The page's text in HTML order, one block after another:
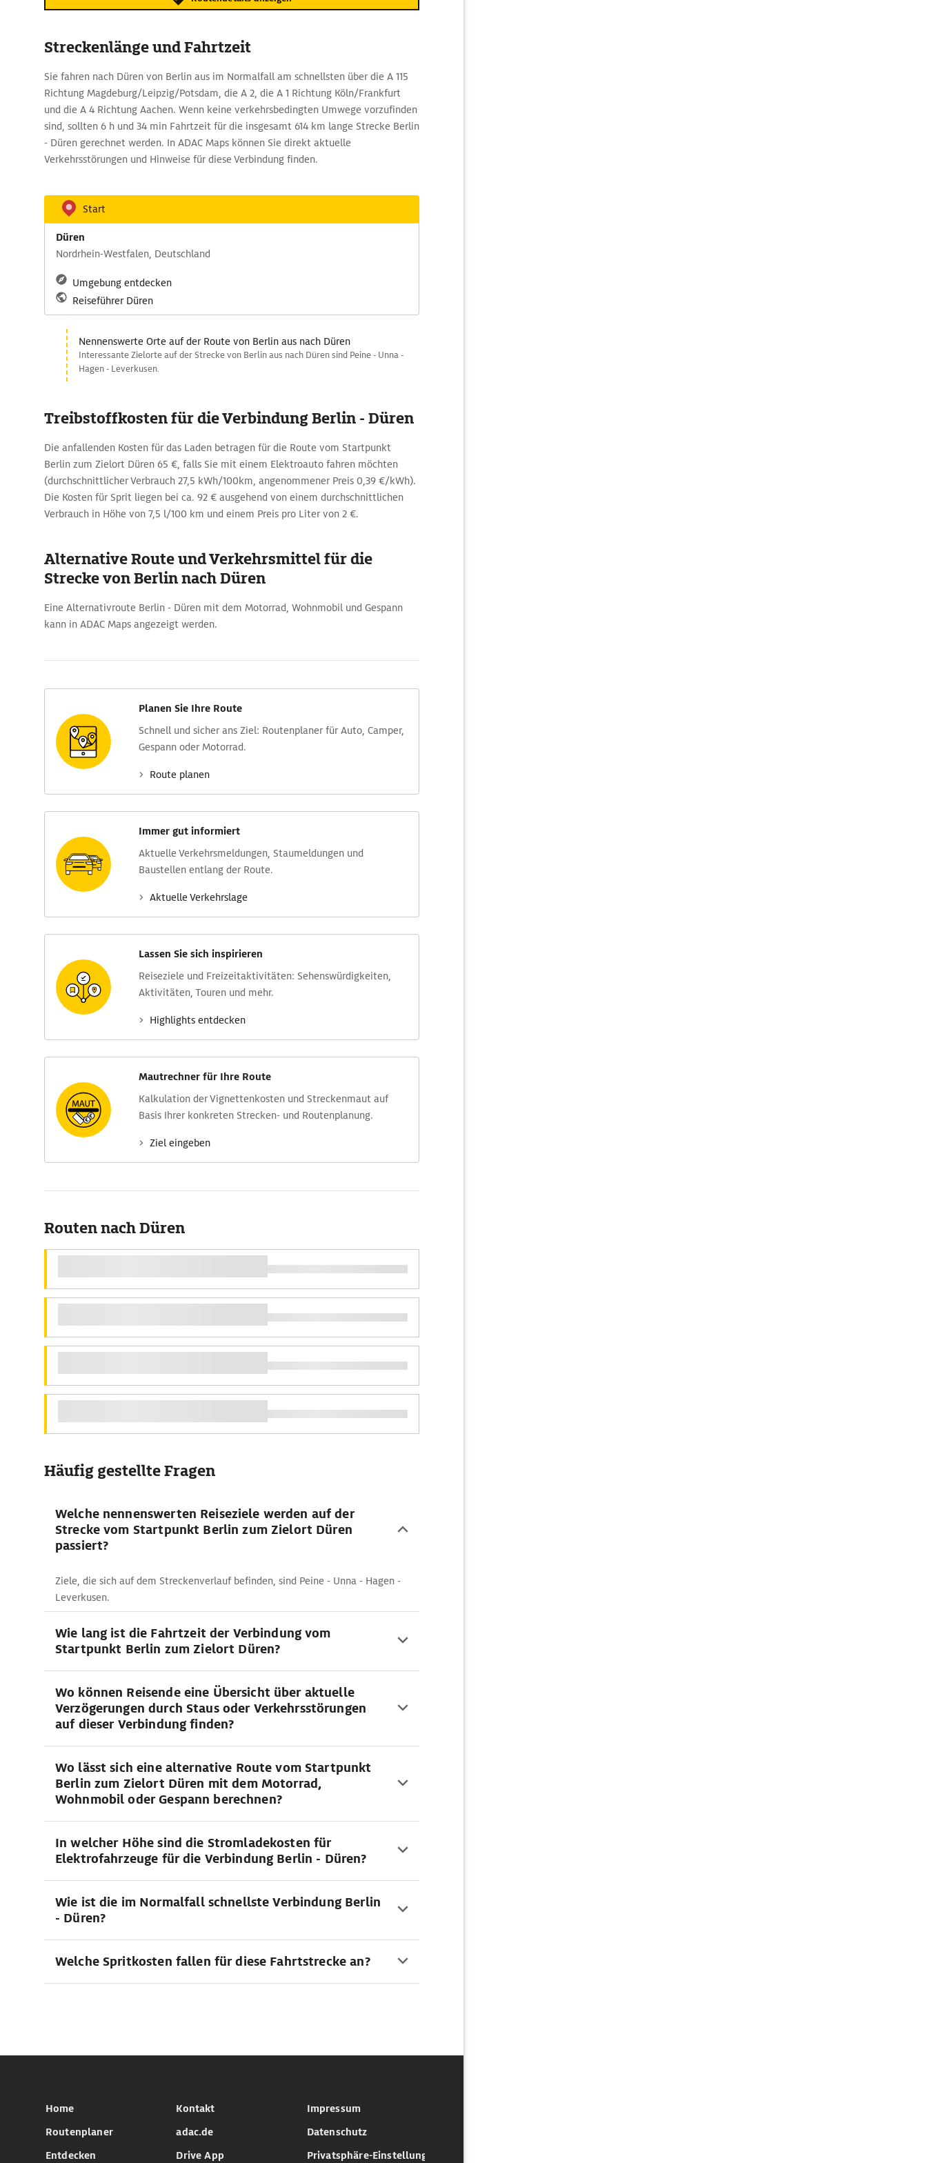
Streckenlänge und Fahrtzeit
Sie fahren nach Düren von Berlin aus im Normalfall am schnellsten über die A 115
Richtung Magdeburg/Leipzig/Potsdam, die A 2, die A 1 Richtung Köln/Frankfurt
und die A 4 Richtung Aachen. Wenn keine verkehrsbedingten Umwege vorzufinden
sind, sollten 6 h und 34 min Fahrtzeit für die insgesamt 614 km lange Strecke Berlin
- Düren gerechnet werden. In ADAC Maps können Sie direkt aktuelle
Verkehrsstörungen und Hinweise für diese Verbindung finden.
Start
Düren
Nordrhein-Westfalen, Deutschland
Umgebung entdecken
Reiseführer Düren
Nennenswerte Orte auf der Route von Berlin aus nach Düren
Interessante Zielorte auf der Strecke von Berlin aus nach Düren sind Peine - Unna -
Hagen - Leverkusen.
Treibstoffkosten für die Verbindung Berlin - Düren
Die anfallenden Kosten für das Laden betragen für die Route vom Startpunkt
Berlin zum Zielort Düren 65 €, falls Sie mit einem Elektroauto fahren möchten
(durchschnittlicher Verbrauch 27,5 kWh/100km, angenommener Preis 0,39 €/kWh).
Die Kosten für Sprit liegen bei ca. 92 € ausgehend von einem durchschnittlichen
Verbrauch in Höhe von 7,5 l/100 km und einem Preis pro Liter von 2 €.
Alternative Route und Verkehrsmittel für die
Strecke von Berlin nach Düren
Eine Alternativroute Berlin - Düren mit dem Motorrad, Wohnmobil und Gespann
kann in ADAC Maps angezeigt werden.
Planen Sie Ihre Route
Schnell und sicher ans Ziel: Routen­planer für Auto, Camper,
Gespann oder Motorrad.
Route planen
Immer gut informiert
Aktuelle Verkehrs­meldungen, Stau­meldungen und
Baustellen entlang der Route.
Aktuelle Verkehrs­lage
Lassen Sie sich inspirieren
Reise­ziele und Freizeit­aktivitäten: Sehens­würdig­keiten,
Aktivitäten, Touren und mehr.
Highlights entdecken
Mautrechner für Ihre Route
Kalkulation der Vignettenkosten und Streckenmaut auf
Basis Ihrer konkreten Strecken- und Routenplanung.
Ziel eingeben
Routen nach Düren
Häufig gestellte Fragen
Welche nennenswerten Reiseziele werden auf der
Strecke vom Startpunkt Berlin zum Zielort Düren
passiert?
Ziele, die sich auf dem Streckenverlauf befinden, sind Peine - Unna - Hagen -
Leverkusen.
Wie lang ist die Fahrtzeit der Verbindung vom
Startpunkt Berlin zum Zielort Düren?
Wo können Reisende eine Übersicht über aktuelle
Verzögerungen durch Staus oder Verkehrsstörungen
auf dieser Verbindung finden?
Wo lässt sich eine alternative Route vom Startpunkt
Berlin zum Zielort Düren mit dem Motorrad,
Wohnmobil oder Gespann berechnen?
In welcher Höhe sind die Stromladekosten für
Elektrofahrzeuge für die Verbindung Berlin - Düren?
Wie ist die im Normalfall schnellste Verbindung Berlin
- Düren?
Welche Spritkosten fallen für diese Fahrtstrecke an?
Home
Routenplaner
Entdecken
Kontakt
adac.de
Drive App
Impressum
Datenschutz
Privatsphäre-Einstellungen